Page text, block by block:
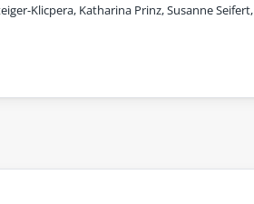
Klicpera, Katharina Prinz, Susanne Seifert,